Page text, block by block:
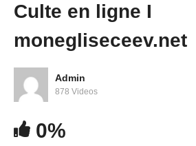
Le mystère de ta destinée
Culte en ligne I
monegliseceev.net
Admin
878 Videos
0%